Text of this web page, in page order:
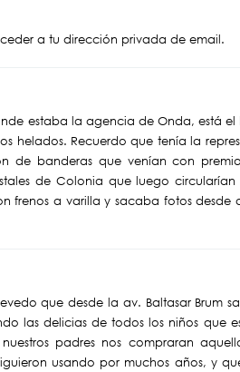
a tu dirección privada de email.
estaba la agencia de Onda, está
helados. Recuerdo que tenía la
de banderas que venían con
de Colonia que luego
frenos a varilla y sacaba fotos
que desde la av. Baltasar Brum
las delicias de todos los niños que
padres nos compraran
usando por muchos años, y